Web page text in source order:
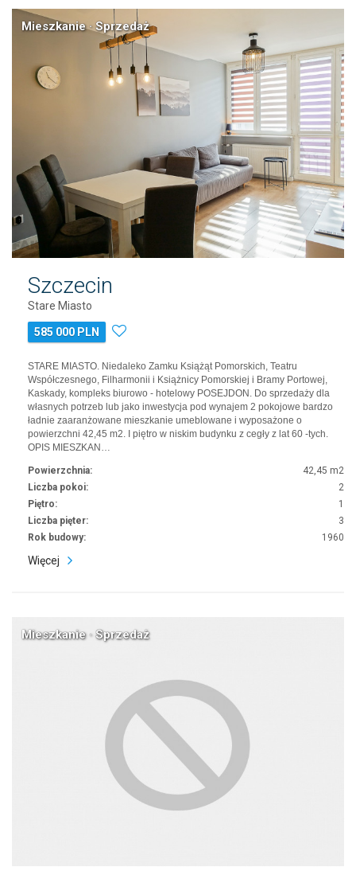
Mieszkanie · Sprzedaż
Szczecin
Stare Miasto
585 000 PLN
STARE MIASTO. Niedaleko Zamku Książąt Pomorskich, Teatru
Współczesnego, Filharmonii i Książnicy Pomorskiej i Bramy Portowej,
Kaskady, kompleks biurowo - hotelowy POSEJDON. Do sprzedaży dla
własnych potrzeb lub jako inwestycja pod wynajem 2 pokojowe bardzo
ładnie zaaranżowane mieszkanie umeblowane i wyposażone o
powierzchni 42,45 m2. I piętro w niskim budynku z cegły z lat 60 -tych.
OPIS MIESZKAN…
Powierzchnia:
42,45 m2
Liczba pokoi:
2
Piętro:
1
Liczba pięter:
3
Rok budowy:
1960
Więcej
Mieszkanie · Sprzedaż